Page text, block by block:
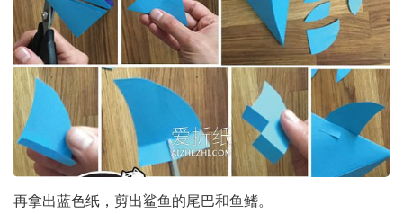
再拿出蓝色纸，剪出鲨鱼的尾巴和鱼鳍。